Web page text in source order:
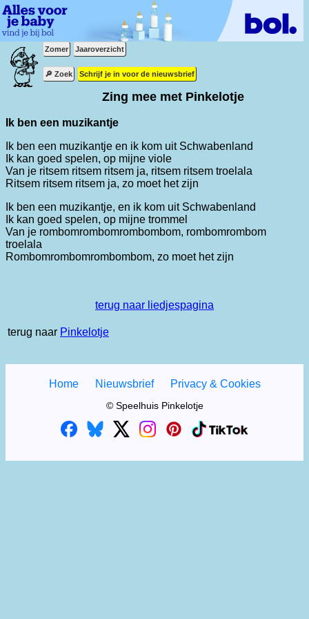
Zomer Jaaroverzicht
🔎 Zoek Schrijf je in voor de nieuwsbrief
Zing mee met Pinkelotje
Ik ben een muzikantje
Ik ben een muzikantje en ik kom uit Schwabenland
Ik kan goed spelen, op mijne viole
Van je ritsem ritsem ritsem ja, ritsem ritsem troelala
Ritsem ritsem ritsem ja, zo moet het zijn
Ik ben een muzikantje, en ik kom uit Schwabenland
Ik kan goed spelen, op mijne trommel
Van je rombomrombomrombombom, rombomrombom
troelala
Rombomrombomrombombom, zo moet het zijn
terug naar liedjespagina
terug naar Pinkelotje
Home Nieuwsbrief Privacy & Cookies
© Speelhuis Pinkelotje